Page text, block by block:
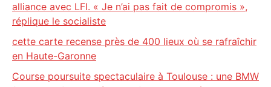
alliance avec LFI. « Je n’ai pas fait de compromis »,
réplique le socialiste
cette carte recense près de 400 lieux où se rafraîchir
en Haute-Garonne
Course poursuite spectaculaire à Toulouse : une BMW